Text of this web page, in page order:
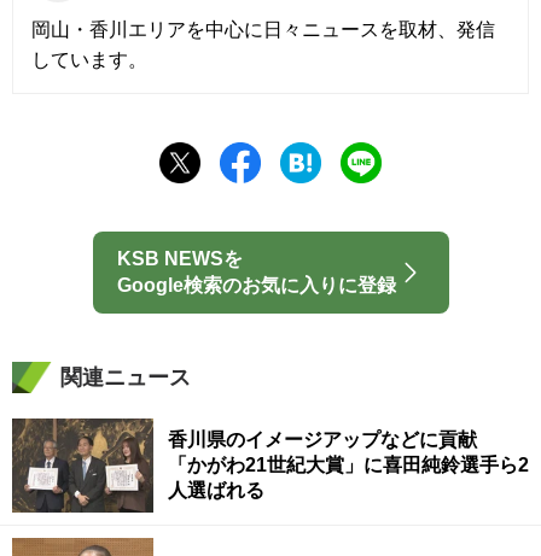
岡山・香川エリアを中心に日々ニュースを取材、発信
しています。
KSB NEWSを
Google検索のお気に入りに登録
関連ニュース
香川県のイメージアップなどに貢献
「かがわ21世紀大賞」に喜田純鈴選手ら2
人選ばれる